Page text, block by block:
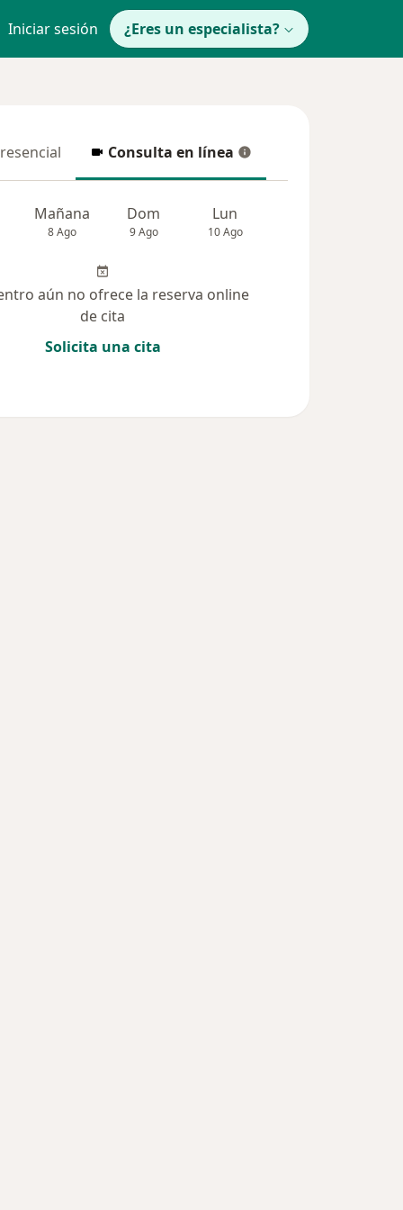
Iniciar sesión ¿Eres un especialista?
Consulta en línea
Consulta en línea
Mañana
8 Ago
Dom
9 Ago
Lun
10 Ago
aún no ofrece la reserva online
de cita
Solicita una cita